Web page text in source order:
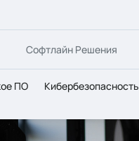
Софтлайн Решения
ПО Кибербезопасность